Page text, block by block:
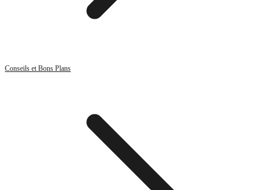
Conseils et Bons Plans